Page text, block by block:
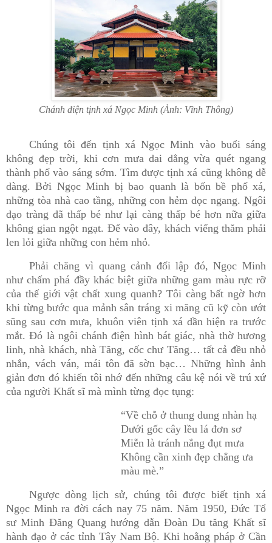
Chánh điện tịnh xá Ngọc Minh (Ảnh: Vĩnh Thông)
Chúng tôi đến tịnh xá Ngọc Minh vào buổi sáng
không đẹp trời, khi cơn mưa dai dẳng vừa quét ngang
thành phố vào sáng sớm. Tìm được tịnh xá cũng không dễ
dàng. Bởi Ngọc Minh bị bao quanh là bốn bề phố xá,
những tòa nhà cao tầng, những con hẻm dọc ngang. Ngôi
đạo tràng đã thấp bé như lại càng thấp bé hơn nữa giữa
không gian ngột ngạt. Để vào đây, khách viếng thăm phải
len lỏi giữa những con hẻm nhỏ.
Phải chăng vì quang cảnh đối lập đó, Ngọc Minh
như chấm phá đầy khác biệt giữa những gam màu rực rỡ
của thế giới vật chất xung quanh? Tôi càng bất ngờ hơn
khi từng bước qua mảnh sân tráng xi măng cũ kỹ còn ướt
sũng sau cơn mưa, khuôn viên tịnh xá dần hiện ra trước
mắt. Đó là ngôi chánh điện hình bát giác, nhà thờ hương
linh, nhà khách, nhà Tăng, cốc chư Tăng… tất cả đều nhỏ
nhắn, vách ván, mái tôn đã sờn bạc… Những hình ảnh
giản đơn đó khiến tôi nhớ đến những câu kệ nói về trú xứ
của người Khất sĩ mà mình từng đọc tụng:
“Về chỗ ở thung dung nhàn hạ
Dưới gốc cây lều lá đơn sơ
Miễn là tránh nắng đụt mưa
Không cần xinh đẹp chẳng ưa
màu mè.”
Ngược dòng lịch sử, chúng tôi được biết tịnh xá
Ngọc Minh ra đời cách nay 75 năm. Năm 1950, Đức Tổ
sư Minh Đăng Quang hướng dẫn Đoàn Du tăng Khất sĩ
hành đạo ở các tỉnh Tây NamBộ. Khi hoằng pháp ở Cần